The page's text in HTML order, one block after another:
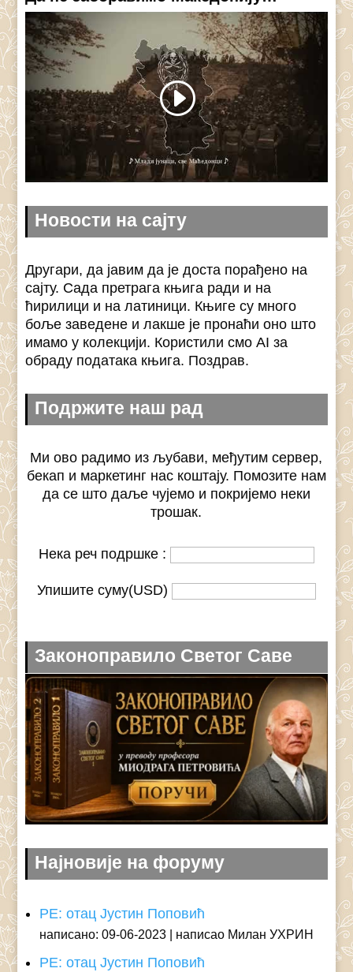
Новости на сајту
Другари, да јавим да је доста порађено на
сајту. Сада претрага књига ради и на
ћирилици и на латиници. Књиге су много
боље заведене и лакше је пронаћи оно што
имамо у колекцији. Користили смо AI за
обраду података књига. Поздрав.
Подржите наш рад
Ми ово радимо из љубави, међутим сервер,
бекап и маркетинг нас коштају. Помозите нам
да се што даље чујемо и покријемо неки
трошак.
Нека реч подршке :
Упишите суму(USD)
Законоправило Светог Саве
Најновије на форуму
РЕ: отац Јустин Поповић
написано: 09-06-2023 написао Милан УХРИН
РЕ: отац Јустин Поповић